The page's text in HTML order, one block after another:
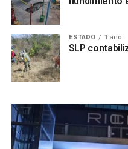
ESTADO 1 año
SLP